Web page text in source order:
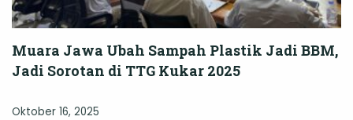
Muara Jawa Ubah Sampah Plastik Jadi BBM,
Jadi Sorotan di TTG Kukar 2025
Oktober 16, 2025